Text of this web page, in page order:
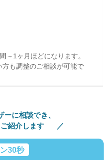
～1ヶ月ほどになります。
も調整のご相談が可能で
に相談でき、
紹介します
30秒